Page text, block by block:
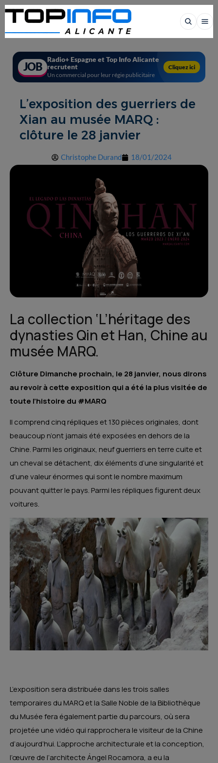
JOB
Radio+ Espagne et Top Info Alicante
recrutent
Un commercial pour leur régie publicitaire
Cliquez ici
L’exposition des guerriers de
Xian au musée MARQ :
clôture le 28 janvier
Christophe Durand 18/01/2024
La collection ‘L’héritage des
dynasties Qin et Han, Chine au
musée MARQ.
Clôture Dimanche prochain, le 28 janvier, nous dirons
au revoir à cette exposition qui a été la plus visitée de
toute l’histoire du #MARQ
Il comprend cinq répliques et 130 pièces originales, dont
beaucoup n’ont jamais été exposées en dehors de la
Chine. Parmi les originaux, neuf guerriers en terre cuite et
un cheval se détachent, dix éléments d’une singularité et
d’une valeur énormes qui sont le nombre maximum
pouvant quitter le pays. Parmi les répliques figurent deux
voitures.
L’exposition sera distribuée dans les trois salles
temporaires du MARQ et la Salle Noble de la Bibliothèque
du Musée fera également partie du parcours, où sera
projetée une vidéo qui rapprochera le visiteur de la Chine
d’aujourd’hui. L’approche architecturale et la conception,
l’œuvre de l’architecte Ángel Rocamora, a eu la